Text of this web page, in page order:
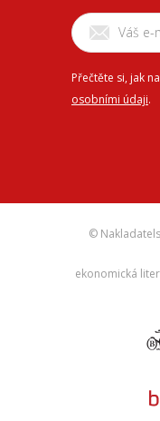
Přečtěte si, jak
osobními údaji.
©
ekonomická